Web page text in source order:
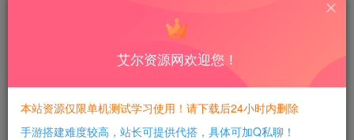
每日活跃最高可获得600积分！所有资源可以使用
积分免费兑换！
出个65和120级版本阿拉德
艾尔资源网欢迎您！
本站资源仅限单机测试学习使用！请下载后24小时内删除
手游搭建难度较高，站长可提供代搭，具体可加Q私聊！